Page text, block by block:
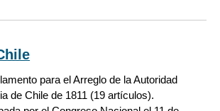
para el Arreglo de la Autoridad
de Chile de 1811 (19 artículos).